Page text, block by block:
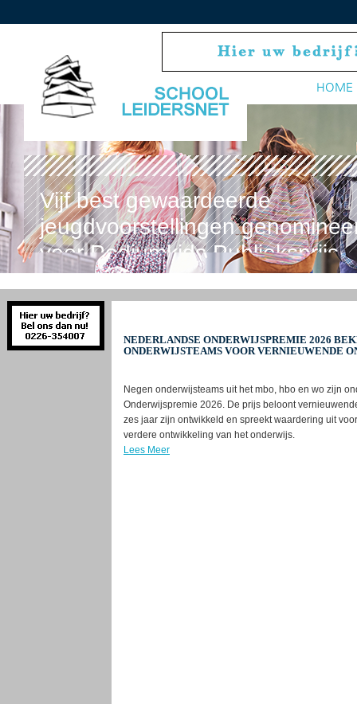
HOME
Vijf best gewaardeerde
jeugdvoorstellingen
voor Podiumkids Publieksprijs
NEDERLANDSE ONDERWIJSPREMIE 2026
ONDERWIJSTEAMS VOOR VERNIEUWENDE
Negen onderwijsteams uit het mbo, hbo en wo zijn
Onderwijspremie 2026. De prijs beloont
zes jaar zijn ontwikkeld en spreekt waardering uit
verdere ontwikkeling van het onderwijs.
Lees Meer